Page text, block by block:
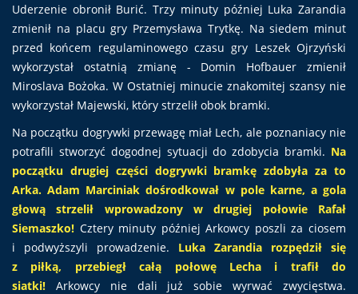
Uderzenie obronił Burić. Trzy minuty później Luka Zarandia
zmienił na placu gry Przemysława Trytkę. Na siedem minut
przed końcem regulaminowego czasu gry Leszek Ojrzyński
wykorzystał ostatnią zmianę - Domin Hofbauer zmienił
Miroslava Bożoka. W Ostatniej minucie znakomitej szansy nie
wykorzystał Majewski, który strzelił obok bramki.
Na początku dogrywki przewagę miał Lech, ale poznaniacy nie
potrafili stworzyć dogodnej sytuacji do zdobycia bramki. Na
początku drugiej części dogrywki bramkę zdobyła za to
Arka. Adam Marciniak dośrodkował w pole karne, a gola
głową strzelił wprowadzony w drugiej połowie Rafał
Siemaszko! Cztery minuty później Arkowcy poszli za ciosem
i podwyższyli prowadzenie. Luka Zarandia rozpędził się
z piłką, przebiegł całą połowę Lecha i trafił do
siatki! Arkowcy nie dali już sobie wyrwać zwycięstwa.